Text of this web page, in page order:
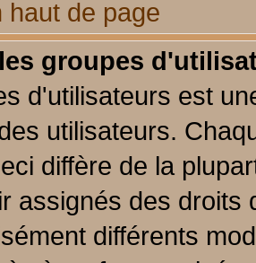
haut de page
groupes
d'utilisateurs est
utilisateurs.
diffère de la
assignés des
différents